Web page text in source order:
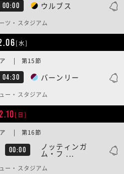
00:00 ウルブス
ツ・スタジアム
[水]
04:30 バーンリー
ア | 第15節
ー・スタジアム
[日]
00:00 ノッティンガ
ム・フ ...
ア | 第16節
ー・スタジアム